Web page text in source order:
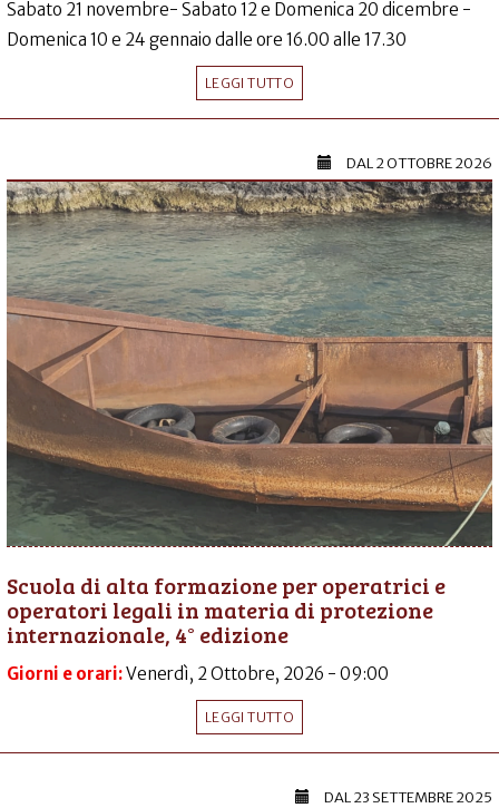
Sabato 21 novembre- Sabato 12 e Domenica 20 dicembre -
Domenica 10 e 24 gennaio dalle ore 16.00 alle 17.30
LEGGI TUTTO
DAL2 OTTOBRE 2026
Scuola di alta formazione per operatrici e
operatori legali in materia di protezione
internazionale, 4° edizione
Giorni e orari:Venerdì, 2 Ottobre, 2026 - 09:00
LEGGI TUTTO
DAL23 SETTEMBRE 2025